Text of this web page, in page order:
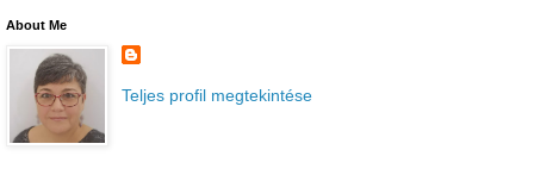
About Me
Teljes profil megtekintése